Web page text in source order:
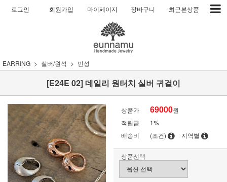
로그인 회원가입 마이페이지 장바구니 최근본상품
EARRING 실버/원석 민성
[E24E 02] 데일리 원터치 실버 귀걸이
상품가 69000원
적립금
1%
배송비
(조건) 지역별
상품선택